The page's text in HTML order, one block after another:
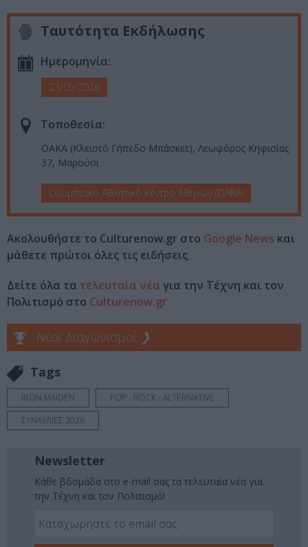
Ταυτότητα Εκδήλωσης
Ημερομηνία:
23/05/2026
Τοποθεσία:
ΟΑΚΑ (Κλειστό Γήπεδο Μπάσκετ), Λεωφόρος Κηφισίας
37, Μαρούσι
Ολυμπιακό Αθλητικό Κέντρο Αθηνών (ΟΑΚΑ)
Ακολουθήστε το Culturenow.gr στο Google News και
μάθετε πρώτοι όλες τις ειδήσεις
Δείτε όλα τα τελευταία νέα για την Τέχνη και τον
Πολιτισμό στο Culturenow.gr
Νέοι Διαγωνισμοί ❯
Tags
IRON MAIDEN
POP - ROCK - ALTERNATIVE
ΣΥΝΑΥΛΙΕΣ 2026
Newsletter
Κάθε βδομάδα στο e-mail σας τα τελευταία νέα για
την Τέχνη και τον Πολιτισμό!